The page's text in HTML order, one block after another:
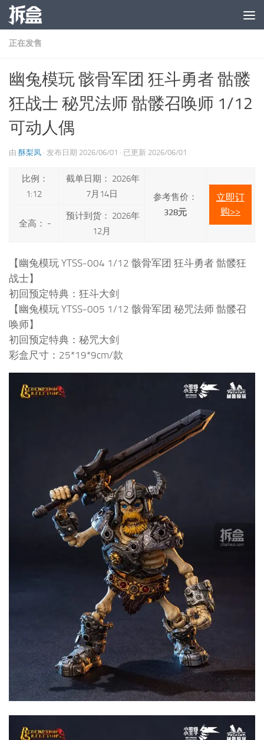
跳至内容
正在发售
幽兔模玩 骸骨军团 狂斗勇者 骷髅
狂战士 秘咒法师 骷髅召唤师 1/12
可动人偶
由 酥梨凤 · 发布日期 2026/06/01 · 已更新 2026/06/01
比例：
1:12
截单日期： 2026年
7月14日
参考售价：
328元
立即订
购>>
全高： -
预计到货： 2026年
12月
【幽兔模玩 YTSS-004 1/12 骸骨军团 狂斗勇者 骷髅狂
战士】
初回预定特典：狂斗大剑
【幽兔模玩 YTSS-005 1/12 骸骨军团 秘咒法师 骷髅召
唤师】
初回预定特典：秘咒大剑
彩盒尺寸：25*19*9cm/款